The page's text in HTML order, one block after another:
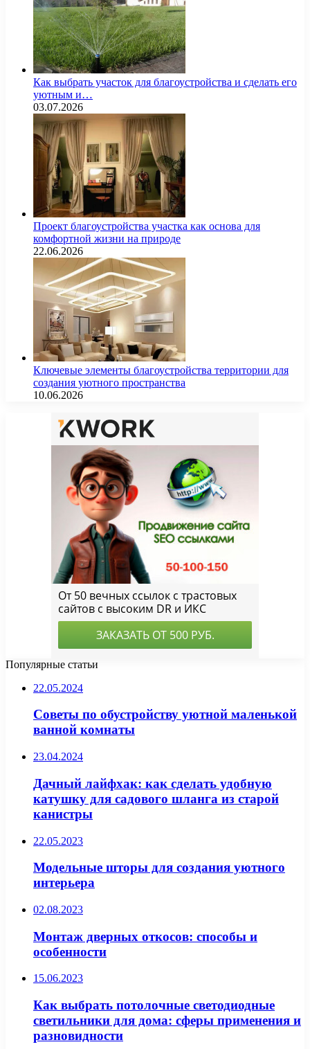
Как выбрать участок для благоустройства и сделать его
уютным и…
03.07.2026
Проект благоустройства участка как основа для
комфортной жизни на природе
22.06.2026
Ключевые элементы благоустройства территории для
создания уютного пространства
10.06.2026
Популярные статьи
22.05.2024
Советы по обустройству уютной маленькой
ванной комнаты
23.04.2024
Дачный лайфхак: как сделать удобную
катушку для садового шланга из старой
канистры
22.05.2023
Модельные шторы для создания уютного
интерьера
02.08.2023
Монтаж дверных откосов: способы и
особенности
15.06.2023
Как выбрать потолочные светодиодные
светильники для дома: сферы применения и
разновидности